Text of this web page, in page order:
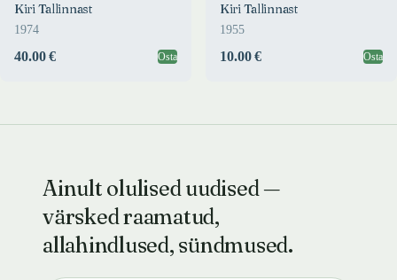
Kiri Tallinnast
1974
40.00 € Osta
Kiri Tallinnast
1955
10.00 € Osta
Ainult olulised uudised —
värsked raamatud,
allahindlused, sündmused.